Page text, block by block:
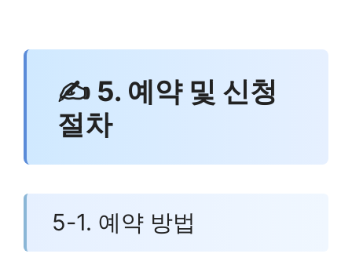
✍ 5. 예약 및 신청
절차
5-1. 예약 방법